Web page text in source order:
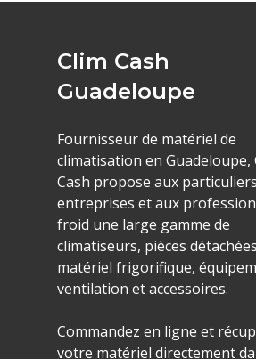
Clim Cash
Guadeloupe
Fournisseur de matériel de
climatisation en Guadeloupe,
Cash propose aux
entreprises et aux
froid une large gamme de
climatiseurs, pièces
matériel frigorifique,
ventilation et accessoires.
Commandez en ligne et
votre matériel directement